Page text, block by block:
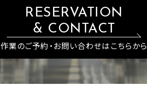
RESERVATION
& CONTACT
作業のご予約・お問い合わせはこちらから